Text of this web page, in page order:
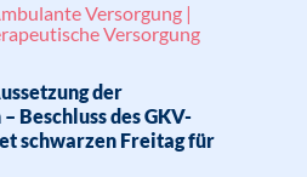
Versorgung |
Versorgung
der
Beschluss des GKV-
schwarzen Freitag für